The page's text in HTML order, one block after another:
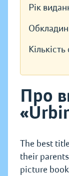
Рік
Про
The best
their
picture